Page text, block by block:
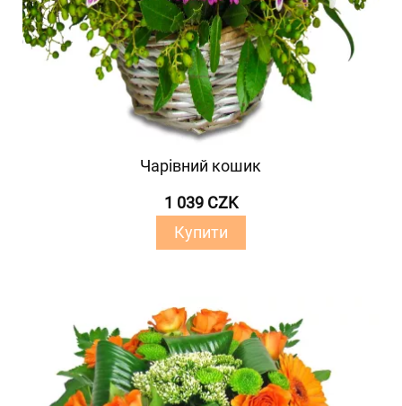
Чарівний кошик
1 039 CZK
Купити